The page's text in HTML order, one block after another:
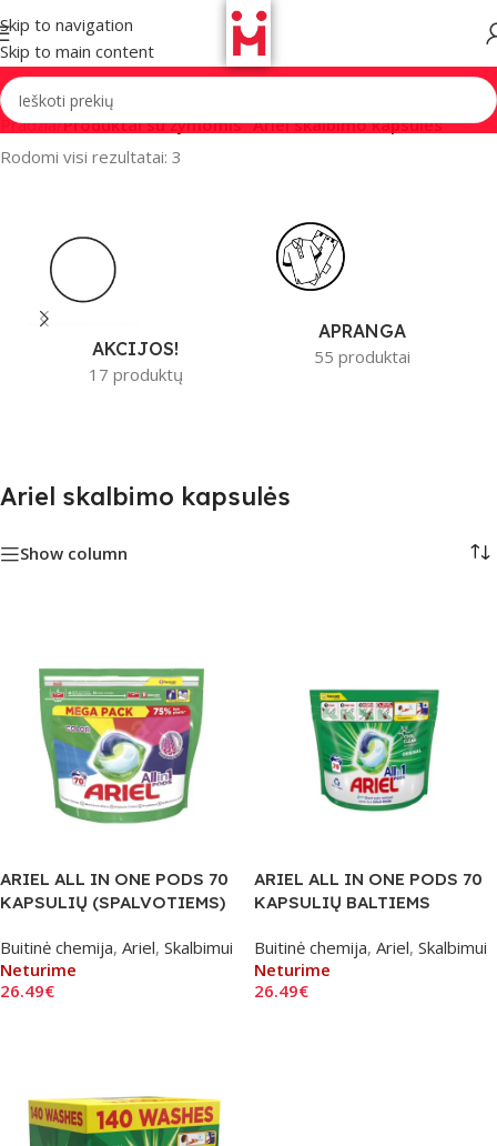
Skip to navigation
Skip to main content
Pradžia/Produktai su žymomis “Ariel skalbimo kapsulės”
Rodomi visi rezultatai: 3
AKCIJOS!
17 produktų
APRANGA
55 produktai
Ariel skalbimo kapsulės
Show column
ARIEL ALL IN ONE PODS 70
KAPSULIŲ (SPALVOTIEMS)
Buitinė chemija, Ariel, Skalbimui
Neturime
26.49€
ARIEL ALL IN ONE PODS 70
KAPSULIŲ BALTIEMS
Buitinė chemija, Ariel, Skalbimui
Neturime
26.49€